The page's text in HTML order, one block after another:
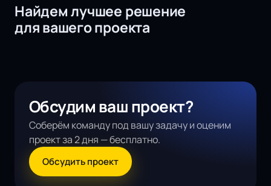
Найдем лучшее решение
для вашего проекта
Обсудим ваш проект?
Соберём команду под вашу задачу и оценим
проект за 2 дня — бесплатно.
Обсудить проект